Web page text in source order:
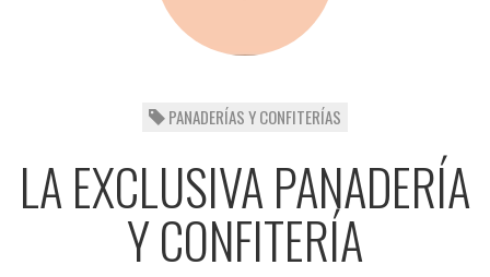
PANADERÍAS Y CONFITERÍAS
LA EXCLUSIVA PANADERÍA
Y CONFITERÍA